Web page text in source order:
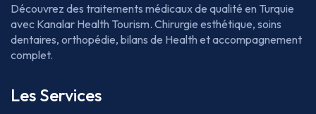
Découvrez des traitements médicaux de qualité en Turquie
avec Kanalar Health Tourism. Chirurgie esthétique, soins
dentaires, orthopédie, bilans de Health et accompagnement
complet.
Les Services